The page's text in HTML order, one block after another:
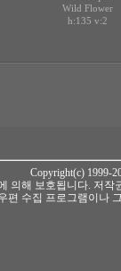
Wild Flower
h:135 v:2
Copyright(c) 1999-
의해 보호됩니다. 저
편 수집 프로그램이나